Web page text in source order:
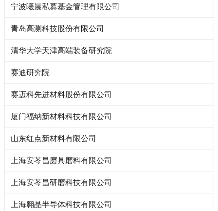
宁波曦晨私募基金管理有限公司
青岛高测科技股份有限公司
清华大学天津高端装备研究院
赛迪研究院
赛迈科先进材料股份有限公司
厦门福纳新材料科技有限公司
山东红点新材料有限公司
上海安芩昌磨具磨料有限公司
上海安芩昌研磨科技有限公司
上海翱晶半导体科技有限公司